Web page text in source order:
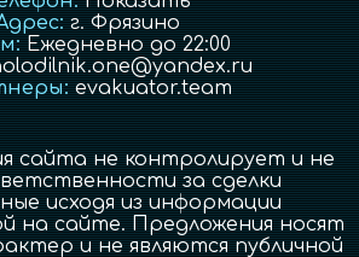
г.Фрязино
Ежедневно до 22:00
evakuator.team
сайта не контролирует и не
за сделки
исходя из информации
на сайте. Предложения носят
и не являются публичной